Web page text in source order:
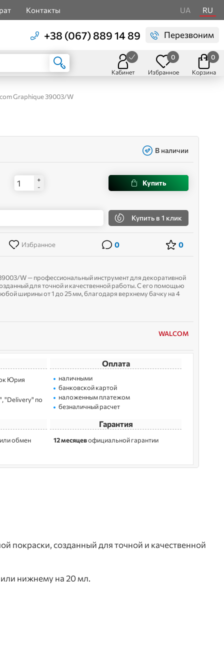
Контакты UA RU
+38 (067) 889 14 89 Перезвоним
Кабинет Избранное
0
Корзина
0
Graphique 39003/W
В наличии
+
-
Купить
Купить в 1 клик
Избранное 0 0
W — профессиональный инструмент для декоративной
для точной и качественной работы. С его помощью
ширины от 1 до 25 мм, благодаря верхнему бачку на 4
характ...
WALCOM
Юрия
"Delivery" по
Оплата
наличными
банковской картой
наложенным платежом
безналичный расчет
обмен
Гарантия
12 месяцевофициальной гарантии
покраски, созданный для точной и качественной
нижнему на 20 мл.